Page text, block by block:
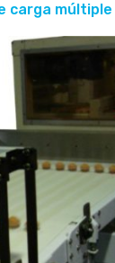
carga múltiple